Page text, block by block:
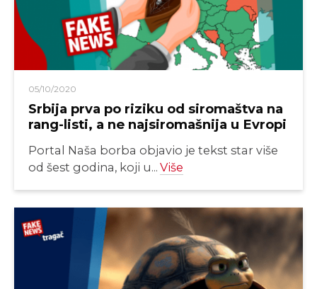
05/10/2020
Srbija prva po riziku od siromaštva na
rang-listi, a ne najsiromašnija u Evropi
Portal Naša borba objavio je tekst star više
od šest godina, koji u... Više